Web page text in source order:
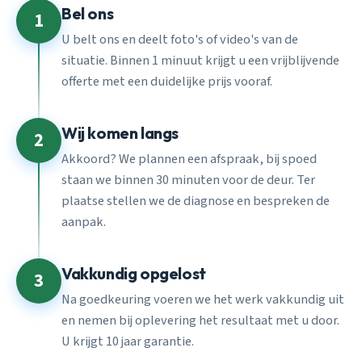
1 Bel ons
U belt ons en deelt foto's of video's van de
situatie. Binnen 1 minuut krijgt u een vrijblijvende
offerte met een duidelijke prijs vooraf.
2 Wij komen langs
Akkoord? We plannen een afspraak, bij spoed
staan we binnen 30 minuten voor de deur. Ter
plaatse stellen we de diagnose en bespreken de
aanpak.
3 Vakkundig opgelost
Na goedkeuring voeren we het werk vakkundig uit
en nemen bij oplevering het resultaat met u door.
U krijgt 10 jaar garantie.